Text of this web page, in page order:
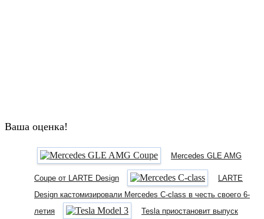
Ваша оценка!
Mercedes GLE AMG
Coupe от LARTE Design
LARTE
Design кастомизировали Mercedes C-class в честь своего 6-
летия
Tesla приостановит выпуск